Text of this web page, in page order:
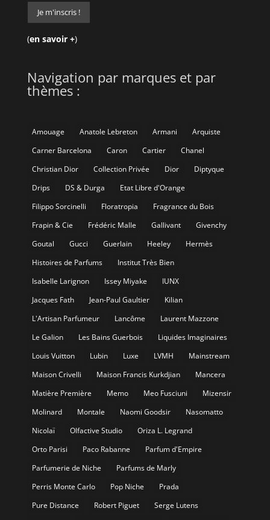
(en savoir +)
Navigation par marques et par
thèmes :
Amouage Anatole Lebreton Armani
Arquiste
Carner Barcelona
Caron Cartier
Chanel
Christian Dior
Collection Privée Dior
Diptyque
Drips
DS & Durga
Etat Libre d'Orange
Filippo Sorcinelli
Floratropia
Fragrance du Bois
Frapin & Cie
Frédéric Malle Gallivant
Givenchy
Goutal
Gucci Guerlain Heeley
Hermès
Histoires de Parfums
Institut Très Bien
Isabelle Larignon
Issey Miyake
IUNX
Jacques Fath
Jean-Paul Gaultier
Kilian
L'Artisan Parfumeur
Lancôme
Laurent Mazzone
Le Galion
Les Bains Guerbois
Liquides Imaginaires
Louis Vuitton
Lubin Luxe LVMH
Mainstream
Maison Crivelli
Maison Francis Kurkdjian
Mancera
Matière Première
Memo Meo Fusciuni
Mizensir
Molinard
Montale Naomi Goodsir
Nasomatto
Nicolaï
Olfactive Studio
Oriza L. Legrand
Orto Parisi
Paco Rabanne
Parfum d'Empire
Parfumerie de Niche
Parfums de Marly
Perris Monte Carlo
Pop Niche
Prada
Pure Distance
Robert Piguet
Serge Lutens